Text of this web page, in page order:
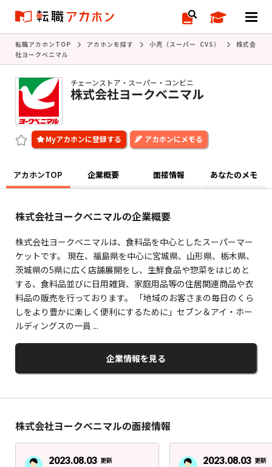
転職アカホンTOP アカホンを探す 小売（スーパー CVS）
株式会
社ヨークベニマル
チェーンストア・スーパー・コンビニ
株式会社ヨークベニマル
アカホンにメモる
アカホンTOP 企業概要 面接情報 あなたのメモ
株式会社ヨークベニマルの企業概要
株式会社ヨークベニマルは、食料品を中心としたスーパーマー
ケットです。 現在、福島県を中心に宮城県、山形県、栃木県、
茨城県の5県に広く店舗展開をし、生鮮食品や惣菜をはじめと
する、食料品並びに日用雑貨、家庭用品等の住居関連商品や衣
料品の販売を行っております。 「地域のお客さまの毎日のくら
しをより豊かに楽しく便利にするために」セブン＆アイ・ホー
ルディングスの一員 ...
企業情報を見る
株式会社ヨークベニマルの面接情報
2023.08.03 更新 2023.08.03 更新